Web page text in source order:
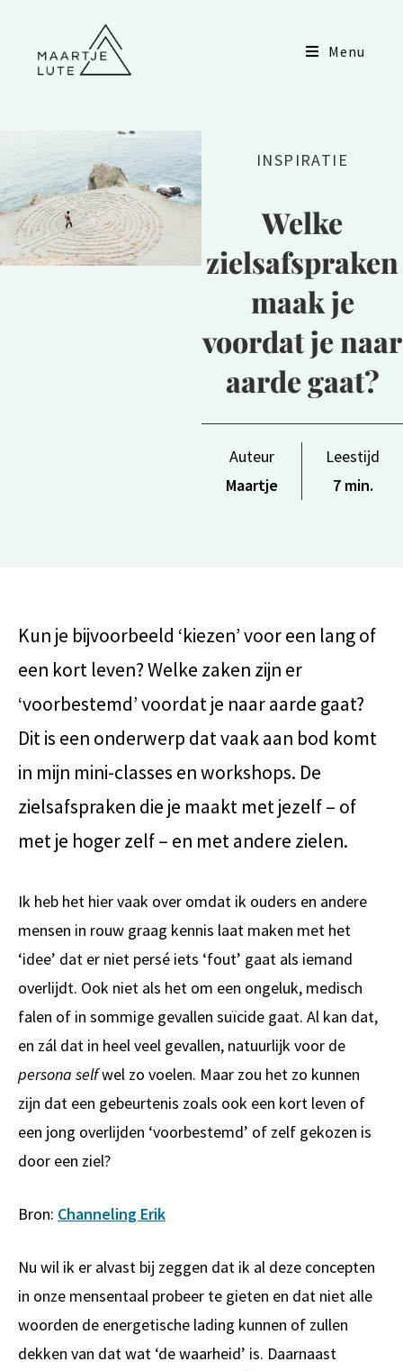
Menu
INSPIRATIE
Welke
zielsafspraken
maak je
voordat je naar
aarde gaat?
Auteur
Maartje
Leestijd
7 min.
Kun je bijvoorbeeld ‘kiezen’ voor een lang of
een kort leven? Welke zaken zijn er
‘voorbestemd’ voordat je naar aarde gaat?
Dit is een onderwerp dat vaak aan bod komt
in mijn mini-classes en workshops. De
zielsafspraken die je maakt met jezelf – of
met je hoger zelf – en met andere zielen.
Ik heb het hier vaak over omdat ik ouders en andere
mensen in rouw graag kennis laat maken met het
‘idee’ dat er niet persé iets ‘fout’ gaat als iemand
overlijdt. Ook niet als het om een ongeluk, medisch
falen of in sommige gevallen suïcide gaat. Al kan dat,
en zál dat in heel veel gevallen, natuurlijk voor de
persona selfwel zo voelen. Maar zou het zo kunnen
zijn dat een gebeurtenis zoals ook een kort leven of
een jong overlijden ‘voorbestemd’ of zelf gekozen is
door een ziel?
Bron: Channeling Erik
Nu wil ik er alvast bij zeggen dat ik al deze concepten
in onze mensentaal probeer te gieten en dat niet alle
woorden de energetische lading kunnen of zullen
dekken van dat wat ‘de waarheid’ is. Daarnaast